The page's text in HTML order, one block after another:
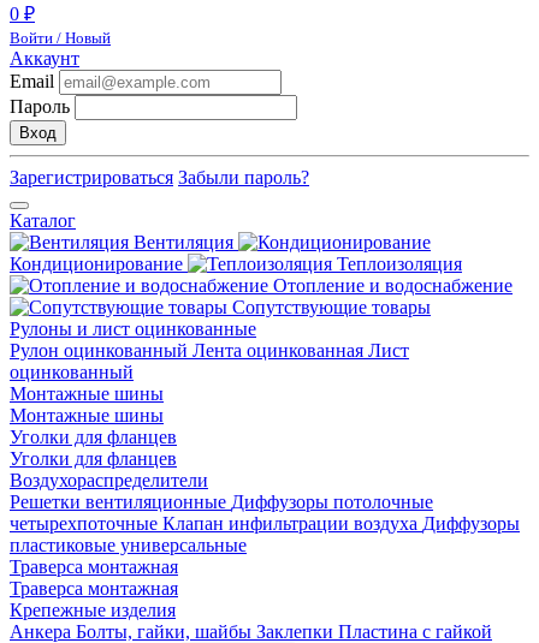
0 ₽
Войти / Новый
Аккаунт
Email
Пароль
Вход
Зарегистрироваться Забыли пароль?
Каталог
Вентиляция
Кондиционирование
Теплоизоляция
Отопление и водоснабжение
Сопутствующие товары
Рулоны и лист оцинкованные
Рулон оцинкованный Лента оцинкованная Лист
оцинкованный
Монтажные шины
Монтажные шины
Уголки для фланцев
Уголки для фланцев
Воздухораспределители
Решетки вентиляционные Диффузоры потолочные
четырехпоточные Клапан инфильтрации воздуха Диффузоры
пластиковые универсальные
Траверса монтажная
Траверса монтажная
Крепежные изделия
Анкера Болты, гайки, шайбы Заклепки Пластина с гайкой